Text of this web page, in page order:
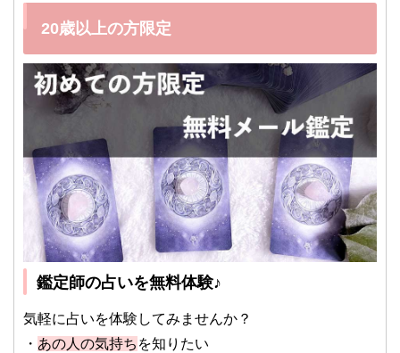
20歳以上の方限定
鑑定師の占いを無料体験♪
気軽に占いを体験してみませんか？
・ あの人の気持ち を知りたい